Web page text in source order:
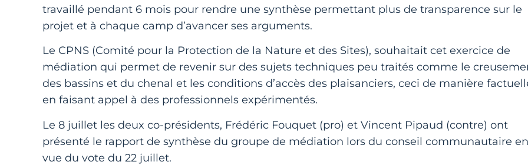
travaillé pendant 6 mois pour rendre une synthèse permettant plus de transparence sur le
projet et à chaque camp d’avancer ses arguments.
Le CPNS (Comité pour la Protection de la Nature et des Sites), souhaitait cet exercice de
médiation qui permet de revenir sur des sujets techniques peu traités comme le
des bassins et du chenal et les conditions d’accès des plaisanciers, ceci de manière
en faisant appel à des professionnels expérimentés.
Le 8 juillet les deux co-présidents, Frédéric Fouquet (pro) et Vincent Pipaud (contre) ont
présenté le rapport de synthèse du groupe de médiation lors du conseil communautaire en
vue du vote du 22 juillet.